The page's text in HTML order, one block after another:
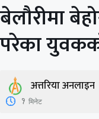
बेलौरीमा
परेका
अत्तरिया अनलाइन
1 मिनेट